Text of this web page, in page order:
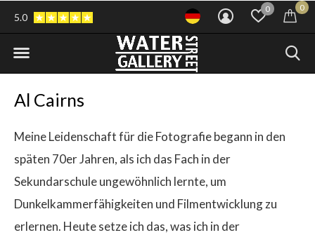
0 0
5.0
Al Cairns
Meine Leidenschaft für die Fotografie begann in den
späten 70er Jahren, als ich das Fach in der
Sekundarschule ungewöhnlich lernte, um
Dunkelkammerfähigkeiten und Filmentwicklung zu
erlernen. Heute setze ich das, was ich in der